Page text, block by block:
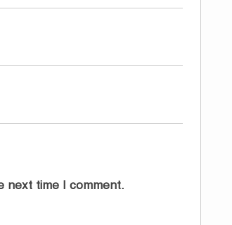
next time I comment.